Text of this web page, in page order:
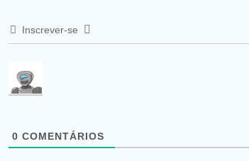
Inscrever-se
0 COMENTÁRIOS